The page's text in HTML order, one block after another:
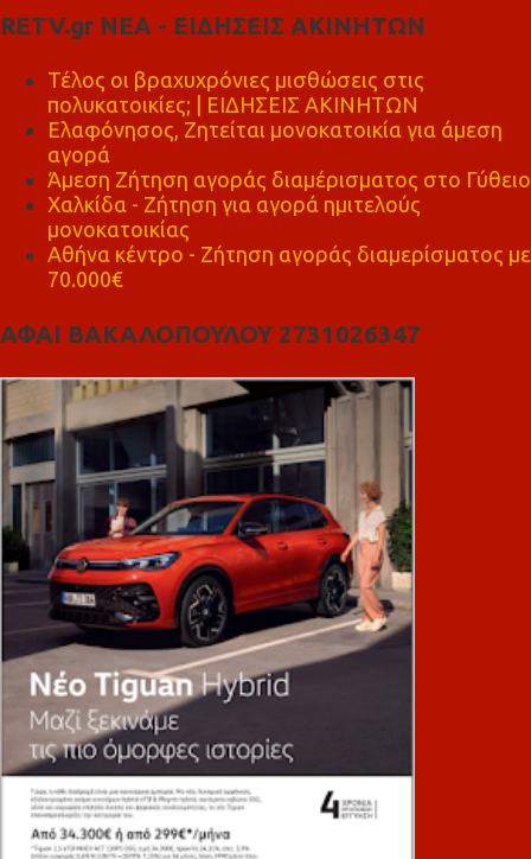
RETV.gr ΝΕΑ - ΕΙΔΗΣΕΙΣ ΑΚΙΝΗΤΩΝ
Τέλος οι βραχυχρόνιες μισθώσεις στις
πολυκατοικίες; | ΕΙΔΗΣΕΙΣ ΑΚΙΝΗΤΩΝ
Ελαφόνησος, Ζητείται μονοκατοικία για άμεση
αγορά
Άμεση Ζήτηση αγοράς διαμέρισματος στο Γύθειο
Χαλκίδα - Ζήτηση για αγορά ημιτελούς
μονοκατοικίας
Αθήνα κέντρο - Ζήτηση αγοράς διαμερίσματος με
70.000€
ΑΦΑΙ ΒΑΚΑΛΟΠΟΥΛΟΥ 2731026347